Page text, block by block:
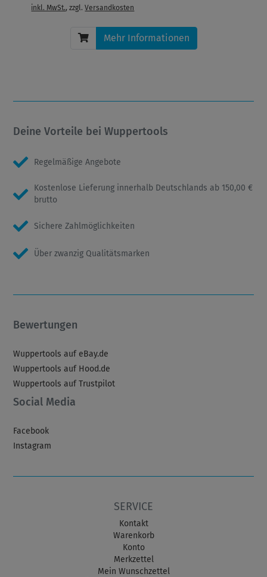
inkl. MwSt., zzgl.Versandkosten
Mehr Informationen
Deine Vorteile bei Wuppertools
Regelmäßige Angebote
Kostenlose Lieferung innerhalb Deutschlands ab 150,00 €
brutto
Sichere Zahlmöglichkeiten
Über zwanzig Qualitätsmarken
Bewertungen
Wuppertools auf eBay.de
Wuppertools auf Hood.de
Wuppertools auf Trustpilot
Social Media
Facebook
Instagram
SERVICE
Kontakt
Warenkorb
Konto
Merkzettel
Mein Wunschzettel